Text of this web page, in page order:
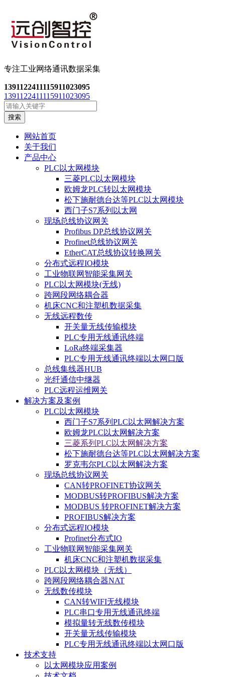
专注工业网络通讯数据采集
1391122411115911023095
1391122411115911023095
搜索
网站首页
关于我们
产品中心
PLC以太网模块
三菱PLC以太网模块
欧姆龙PLC转以太网模块
松下施耐德台达等PLC以太网模块
西门子S7系列以太网
现场总线协议网关
Profibus DP总线协议网关
Profinet总线协议网关
EtherCAT总线协议转换网关
分布式远程IO模块
工业物联网智能采集网关
PLC以太网模块(无线)
跨网段网络耦合器
机床CNC和注塑机数据采集
无线远程数传
开关量无线传输模块
PLC专用无线通讯终端
LoRa终端采集器
PLC专用无线通讯终端以太网口版
总线集线器HUB
光纤通信中继器
PLC远程运维网关
解决方案及案例
PLC以太网模块
西门子S7系列PLC以太网解决方案
欧姆龙PLC以太网解决方案
三菱系列PLC以太网解决方案
松下施耐德台达等PLC以太网解决方案
罗克韦尔PLC以太网解决方案
现场总线协议网关
CAN转PROFINET协议网关
MODBUS转PROFIBUS解决方案
MODBUS 转PROFINET解决方案
PROFIBUS解决方案
分布式远程IO模块
Profinet分布式IO
工业物联网智能采集网关
机床CNC和注塑机数据采集
PLC以太网模块（无线）
跨网段网络耦合器NAT
无线数传模块
CAN转WIFI无线模块
PLC串口专用无线通讯终端
模拟量转无线数传模块
开关量无线传输模块
PLC专用无线通讯终端以太网口版
技术支持
以太网模块应用案例